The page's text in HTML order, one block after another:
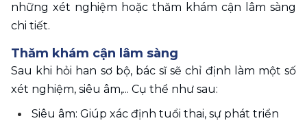
những xét nghiệm hoặc thăm khám cận lâm sàng
chi tiết.
Thăm khám cận lâm sàng
Sau khi hỏi han sơ bộ, bác sĩ sẽ chỉ định làm một số
xét nghiệm, siêu âm,... Cụ thể như sau:
Siêu âm: Giúp xác định tuổi thai, sự phát triển